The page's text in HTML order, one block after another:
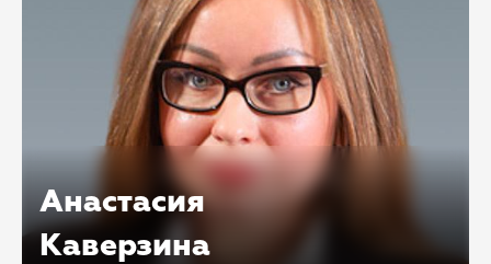
Анастасия
Каверзина